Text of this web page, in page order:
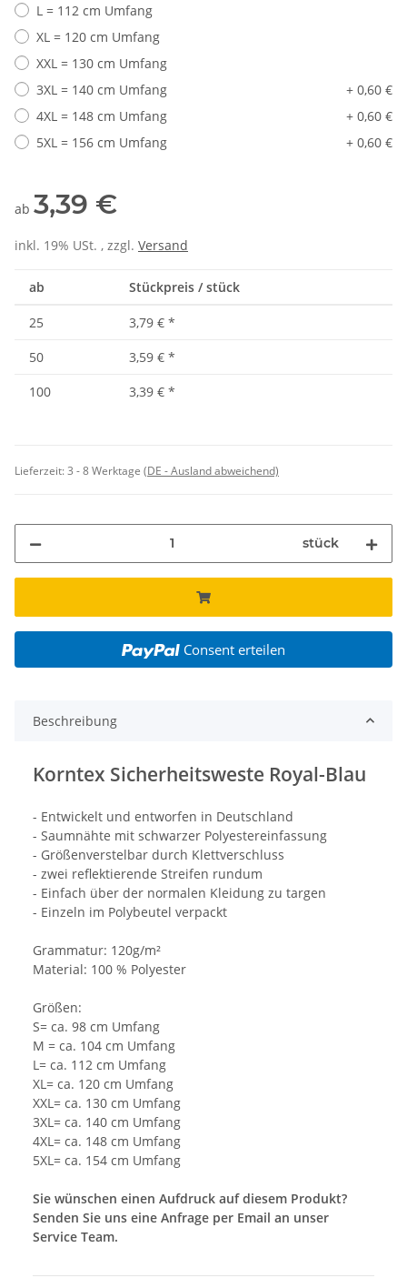
L = 112 cm Umfang
XL = 120 cm Umfang
XXL = 130 cm Umfang
3XL = 140 cm Umfang
+ 0,60 €
4XL = 148 cm Umfang
+ 0,60 €
5XL = 156 cm Umfang
+ 0,60 €
ab 3,39 €
inkl. 19% USt. , zzgl. Versand
ab Stückpreis / stück
25 3,79 € *
50
3,59 € *
100
3,39 € *
Lieferzeit:3 - 8 Werktage (DE - Ausland abweichend)
stück
Consent erteilen
Beschreibung
Korntex Sicherheitsweste Royal-Blau
- Entwickelt und entworfen in Deutschland
- Saumnähte mit schwarzer Polyestereinfassung
- Größenverstelbar durch Klettverschluss
- zwei reflektierende Streifen rundum
- Einfach über der normalen Kleidung zu targen
- Einzeln im Polybeutel verpackt
Grammatur: 120g/m²
Material: 100 % Polyester
Größen:
S= ca. 98 cm Umfang
M = ca. 104 cm Umfang
L= ca. 112 cm Umfang
XL= ca. 120 cm Umfang
XXL= ca. 130 cm Umfang
3XL= ca. 140 cm Umfang
4XL= ca. 148 cm Umfang
5XL= ca. 154 cm Umfang
Sie wünschen einen Aufdruck auf diesem Produkt?
Senden Sie uns eine Anfrage per Email an unser
Service Team.